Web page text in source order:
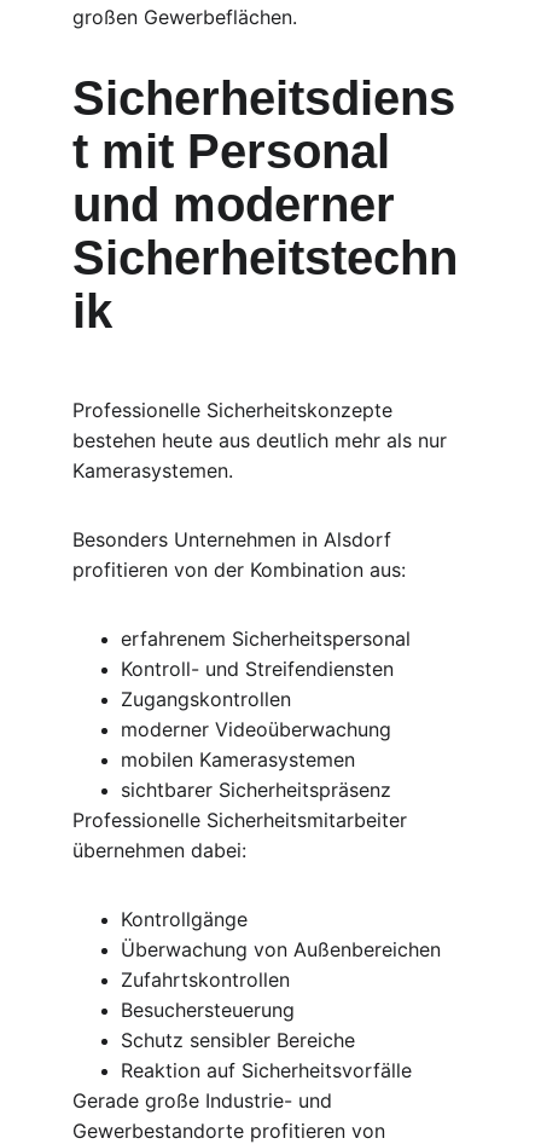
großen Gewerbeflächen.
Sicherheitsdiens
t mit Personal
und moderner
Sicherheitstechn
ik
Professionelle Sicherheitskonzepte
bestehen heute aus deutlich mehr als nur
Kamerasystemen.
Besonders Unternehmen in Alsdorf
profitieren von der Kombination aus:
erfahrenem Sicherheitspersonal
Kontroll- und Streifendiensten
Zugangskontrollen
moderner Videoüberwachung
mobilen Kamerasystemen
sichtbarer Sicherheitspräsenz
Professionelle Sicherheitsmitarbeiter
übernehmen dabei:
Kontrollgänge
Überwachung von Außenbereichen
Zufahrtskontrollen
Besuchersteuerung
Schutz sensibler Bereiche
Reaktion auf Sicherheitsvorfälle
Gerade große Industrie- und
Gewerbestandorte profitieren von